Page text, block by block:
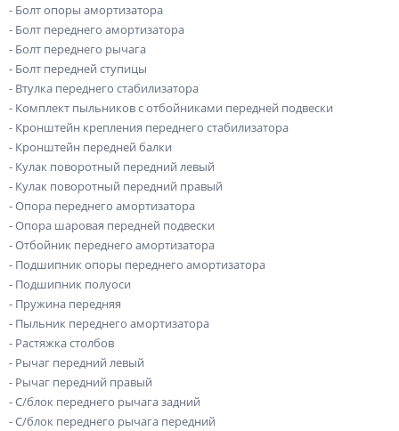
- Болт опоры амортизатора
- Болт переднего амортизатора
- Болт переднего рычага
- Болт передней ступицы
- Втулка переднего стабилизатора
- Комплект пыльников с отбойниками передней подвески
- Кронштейн крепления переднего стабилизатора
- Кронштейн передней балки
- Кулак поворотный передний левый
- Кулак поворотный передний правый
- Опора переднего амортизатора
- Опора шаровая передней подвески
- Отбойник переднего амортизатора
- Подшипник опоры переднего амортизатора
- Подшипник полуоси
- Пружина передняя
- Пыльник переднего амортизатора
- Растяжка столбов
- Рычаг передний левый
- Рычаг передний правый
- С/блок переднего рычага задний
- С/блок переднего рычага передний